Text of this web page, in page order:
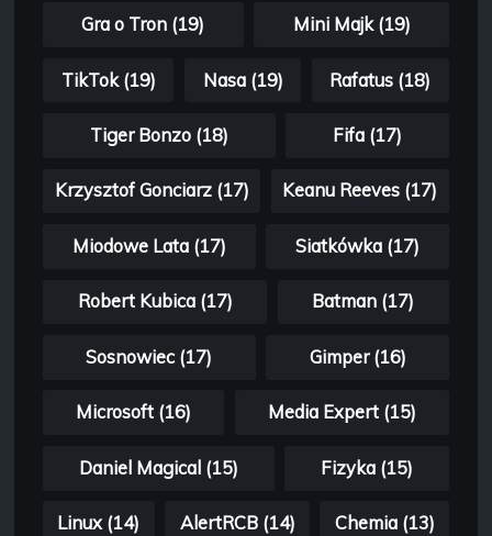
Gra o Tron (19) Mini Majk (19)
TikTok (19) Nasa (19) Rafatus (18)
Tiger Bonzo (18) Fifa (17)
Krzysztof Gonciarz (17) Keanu Reeves (17)
Miodowe Lata (17) Siatkówka (17)
Robert Kubica (17) Batman (17)
Sosnowiec (17) Gimper (16)
Microsoft (16) Media Expert (15)
Daniel Magical (15) Fizyka (15)
Linux (14) AlertRCB (14) Chemia (13)